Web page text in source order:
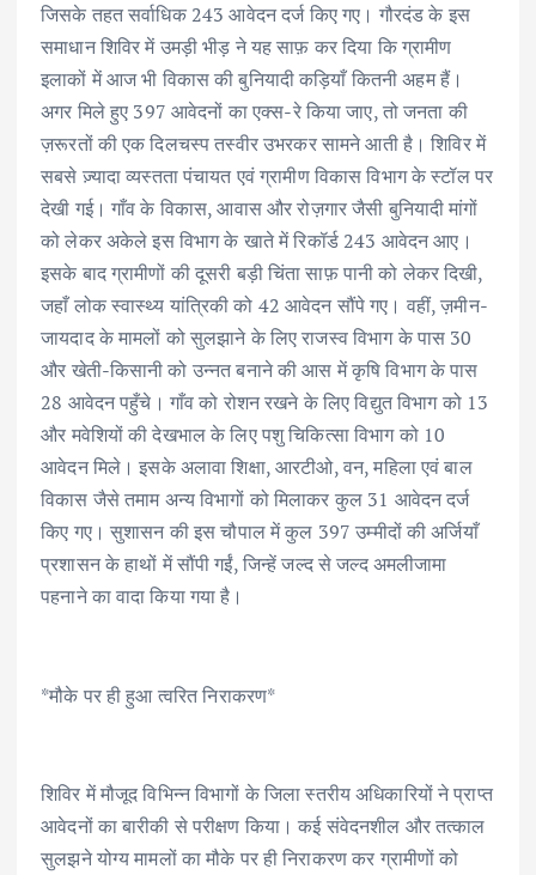
जिसके तहत सर्वाधिक 243 आवेदन दर्ज किए गए। गौरदंड के इस
समाधान शिविर में उमड़ी भीड़ ने यह साफ़ कर दिया कि ग्रामीण
इलाकों में आज भी विकास की बुनियादी कड़ियाँ कितनी अहम हैं।
अगर मिले हुए 397 आवेदनों का एक्स-रे किया जाए, तो जनता की
ज़रूरतों की एक दिलचस्प तस्वीर उभरकर सामने आती है। शिविर में
सबसे ज़्यादा व्यस्तता पंचायत एवं ग्रामीण विकास विभाग के स्टॉल पर
देखी गई। गाँव के विकास, आवास और रोज़गार जैसी बुनियादी मांगों
को लेकर अकेले इस विभाग के खाते में रिकॉर्ड 243 आवेदन आए।
इसके बाद ग्रामीणों की दूसरी बड़ी चिंता साफ़ पानी को लेकर दिखी,
जहाँ लोक स्वास्थ्य यांत्रिकी को 42 आवेदन सौंपे गए। वहीं, ज़मीन-
जायदाद के मामलों को सुलझाने के लिए राजस्व विभाग के पास 30
और खेती-किसानी को उन्नत बनाने की आस में कृषि विभाग के पास
28 आवेदन पहुँचे। गाँव को रोशन रखने के लिए विद्युत विभाग को 13
और मवेशियों की देखभाल के लिए पशु चिकित्सा विभाग को 10
आवेदन मिले। इसके अलावा शिक्षा, आरटीओ, वन, महिला एवं बाल
विकास जैसे तमाम अन्य विभागों को मिलाकर कुल 31 आवेदन दर्ज
किए गए। सुशासन की इस चौपाल में कुल 397 उम्मीदों की अर्जियाँ
प्रशासन के हाथों में सौंपी गईं, जिन्हें जल्द से जल्द अमलीजामा
पहनाने का वादा किया गया है।
*मौके पर ही हुआ त्वरित निराकरण*
शिविर में मौजूद विभिन्न विभागों के जिला स्तरीय अधिकारियों ने प्राप्त
आवेदनों का बारीकी से परीक्षण किया। कई संवेदनशील और तत्काल
सुलझने योग्य मामलों का मौके पर ही निराकरण कर ग्रामीणों को